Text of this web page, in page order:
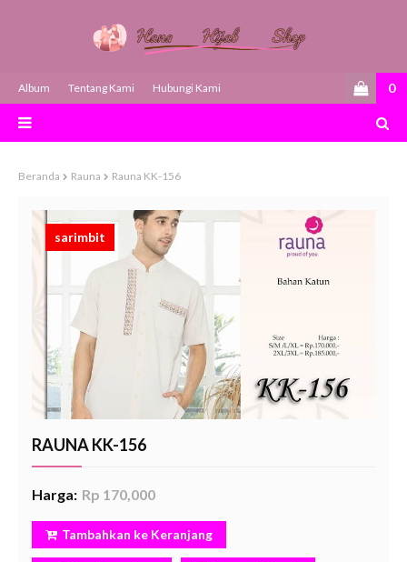
Album Tentang Kami Hubungi Kami 0
Beranda Rauna Rauna KK-156
sarimbit
RAUNA KK-156
Harga: Rp 170,000
Tambahkan ke Keranjang